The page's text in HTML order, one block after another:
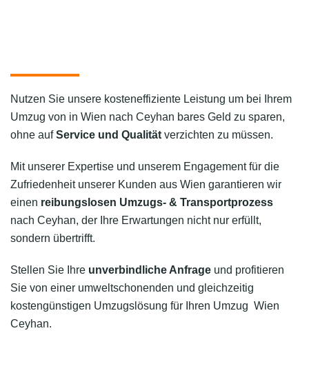
Nutzen Sie unsere kosteneffiziente Leistung um bei Ihrem
Umzug von in Wien nach Ceyhan bares Geld zu sparen,
ohne aufService und Qualität verzichten zu müssen.
Mit unserer Expertise und unserem Engagement für die
Zufriedenheit unserer Kunden aus Wien garantieren wir
einen reibungslosen Umzugs- & Transportprozess
nach Ceyhan, der Ihre Erwartungen nicht nur erfüllt,
sondern übertrifft.
Stellen Sie Ihre unverbindliche Anfrage und profitieren
Sie von einer umweltschonenden und gleichzeitig
kostengünstigen Umzugslösung für Ihren Umzug Wien
Ceyhan.